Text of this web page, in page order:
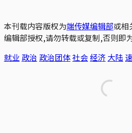
本刊载内容版权为端传媒编辑部或相
编辑部授权,请勿转载或复制,否则即
就业 政治 政治团体社会经济 大陆